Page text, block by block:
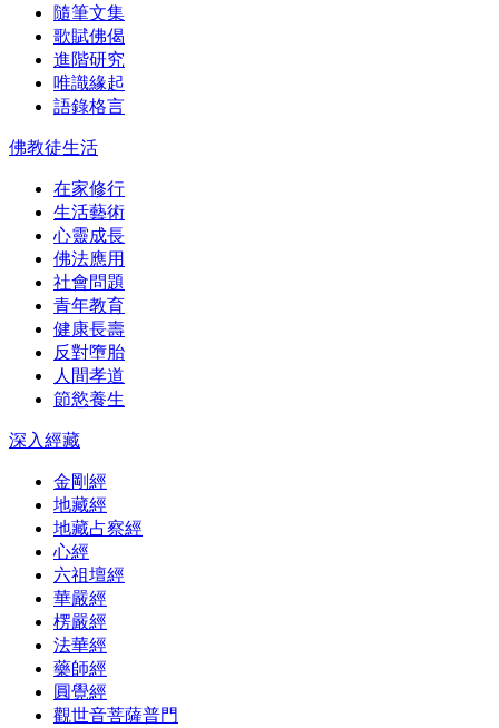
隨筆文集
歌賦佛偈
進階研究
唯識緣起
語錄格言
佛教徒生活
在家修行
生活藝術
心靈成長
佛法應用
社會問題
青年教育
健康長壽
反對墮胎
人間孝道
節慾養生
深入經藏
金剛經
地藏經
地藏占察經
心經
六祖壇經
華嚴經
楞嚴經
法華經
藥師經
圓覺經
觀世音菩薩普門